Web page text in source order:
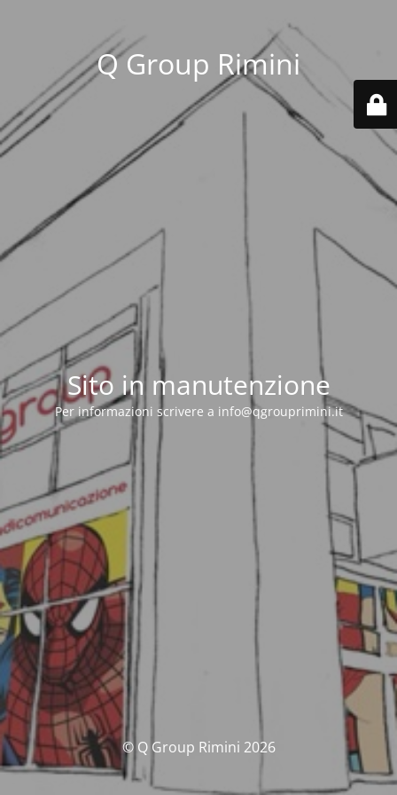
Q Group Rimini
Sito in manutenzione
Per informazioni scrivere a info@qgrouprimini.it
© Q Group Rimini 2026